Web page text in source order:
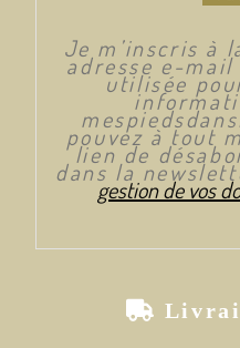
Je m’inscris à
adresse e-
utilisée
pouvez à tout
lien de
dans la
gestion de vos
